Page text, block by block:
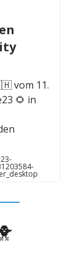
vom 11.
🌻 in